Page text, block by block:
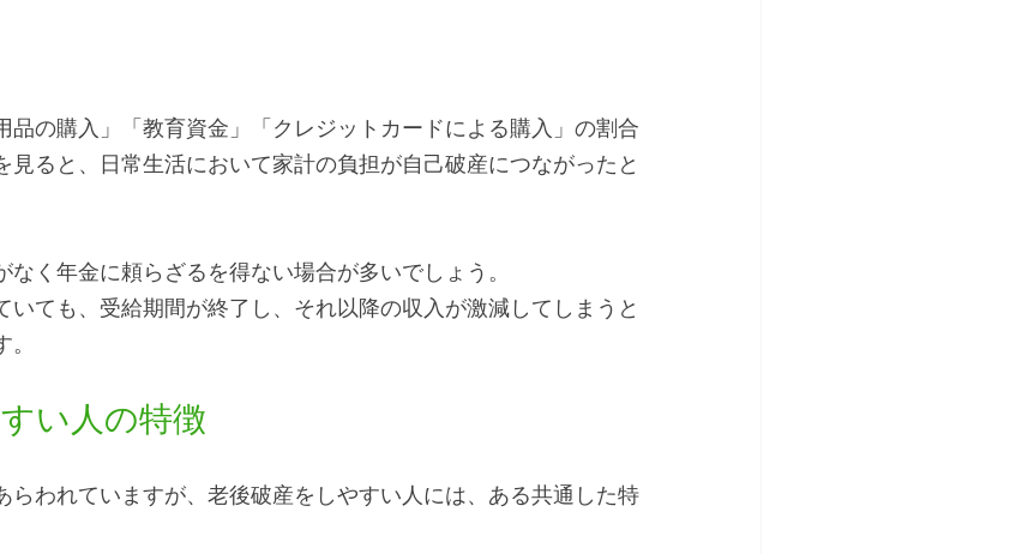
品の購入」「教育資金」「クレジットカードによる購入」の割合
見ると、日常生活において家計の負担が自己破産につながったと
く年金に頼らざるを得ない場合が多いでしょう。
いても、受給期間が終了し、それ以降の収入が激減してしまうと
い人の特徴
らわれていますが、老後破産をしやすい人には、ある共通した特